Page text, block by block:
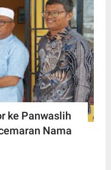
ke Panwaslih
Nama